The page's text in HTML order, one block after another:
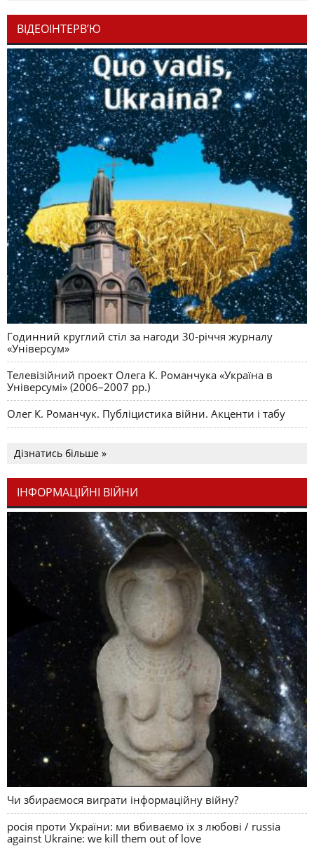
ВІДЕОІНТЕРВ’Ю
Годинний круглий стіл за нагоди 30-річчя журналу
«Універсум»
Телевізійний проект Олега К. Романчука «Україна в
Універсумі» (2006–2007 рр.)
Олег К. Романчук. Публіцистика війни. Акценти і табу
Дізнатись більше »
ІНФОРМАЦІЙНІ ВІЙНИ
Чи збираємося виграти інформаційну війну?
росія проти України: ми вбиваємо їх з любові / russia
against Ukraine: we kill them out of love